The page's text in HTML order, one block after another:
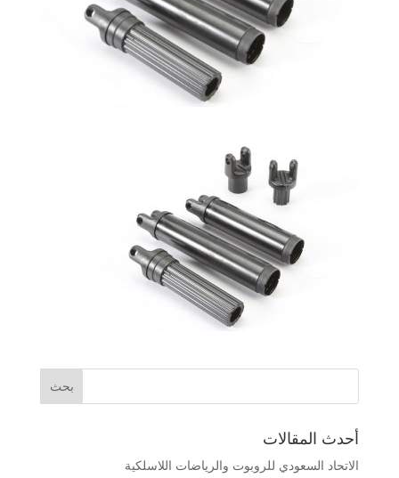
أحدث المقالات
الاتحاد السعودي للروبوت والرياضات اللاسلكية